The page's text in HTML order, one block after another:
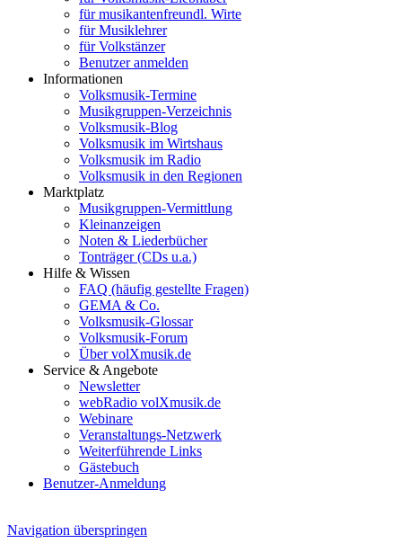
für musikantenfreundl. Wirte
für Musiklehrer
für Volkstänzer
Benutzer anmelden
Informationen
Volksmusik-Termine
Musikgruppen-Verzeichnis
Volksmusik-Blog
Volksmusik im Wirtshaus
Volksmusik im Radio
Volksmusik in den Regionen
Marktplatz
Musikgruppen-Vermittlung
Kleinanzeigen
Noten & Liederbücher
Tonträger (CDs u.a.)
Hilfe & Wissen
FAQ (häufig gestellte Fragen)
GEMA & Co.
Volksmusik-Glossar
Volksmusik-Forum
Über volXmusik.de
Service & Angebote
Newsletter
webRadio volXmusik.de
Webinare
Veranstaltungs-Netzwerk
Weiterführende Links
Gästebuch
Benutzer-Anmeldung
Navigation überspringen